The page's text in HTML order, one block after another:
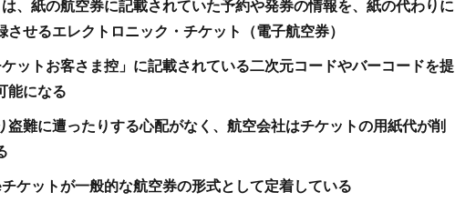
、紙の航空券に記載されていた予約や発券の情報を、紙の代わりに
せるエレクトロニック・チケット（電子航空券）
ットお客さま控」に記載されている二次元コードやバーコードを提
能になる
盗難に遭ったりする心配がなく、航空会社はチケットの用紙代が削
ケットが一般的な航空券の形式として定着している